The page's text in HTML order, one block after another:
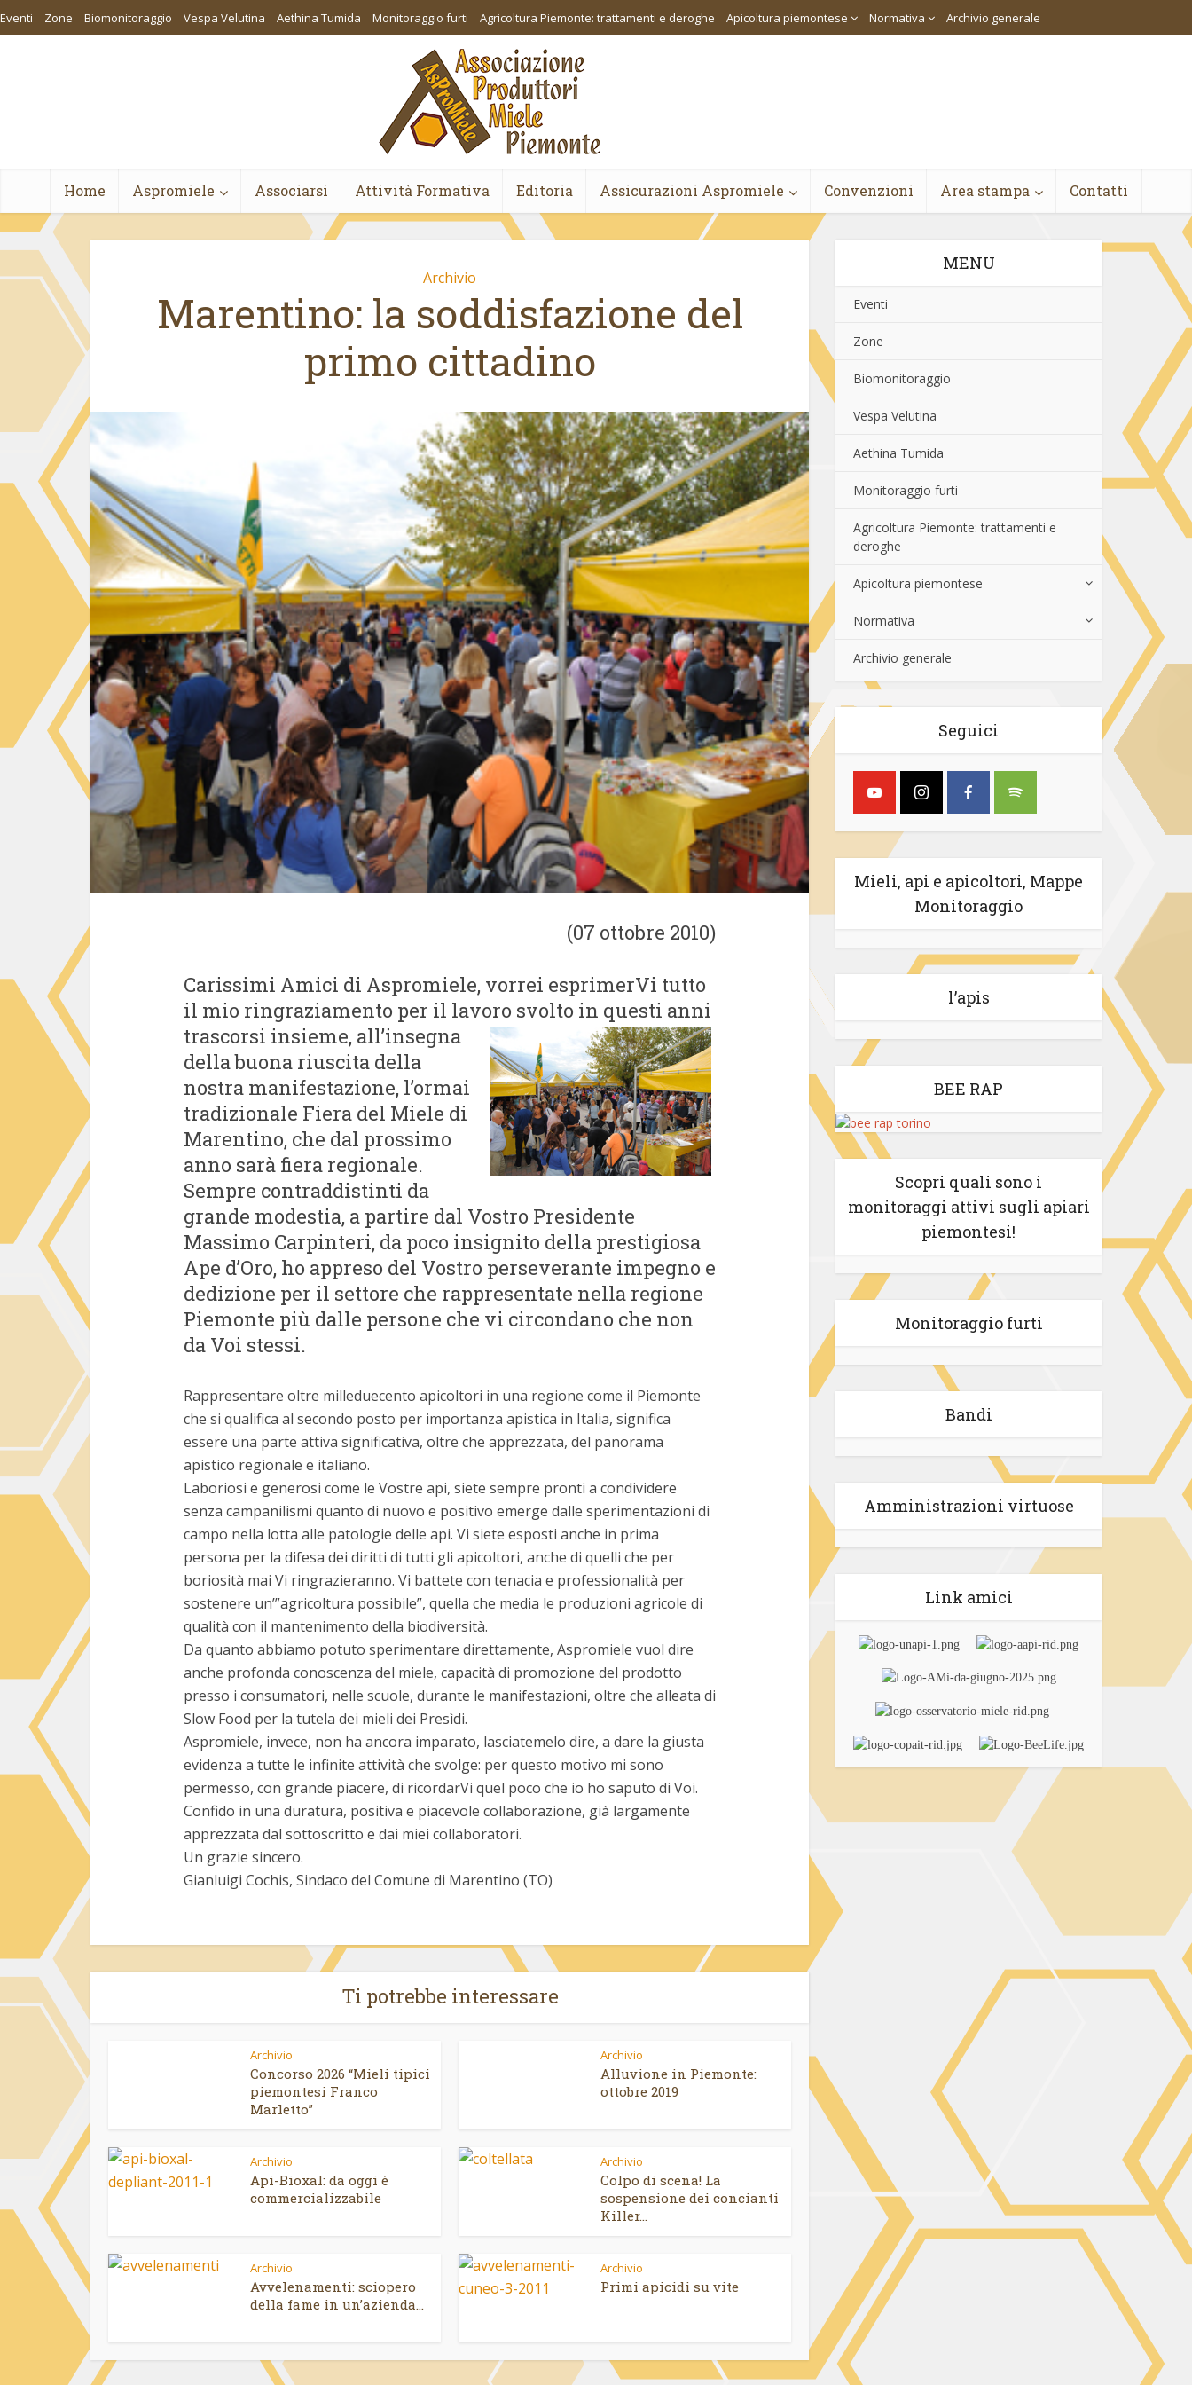
Eventi Zone Biomonitoraggio Vespa Velutina Aethina Tumida Monitoraggio furti Agricoltura Piemonte: trattamenti e deroghe Apicoltura piemontese Normativa Archivio generale
Home Aspromiele Associarsi Attività Formativa Editoria Assicurazioni Aspromiele Convenzioni Area stampa Contatti
Archivio
Marentino: la soddisfazione del
primo cittadino
(07 ottobre 2010)
Carissimi Amici di Aspromiele, vorrei esprimerVi tutto
il mio ringraziamento per il lavoro svolto in questi anni
trascorsi insieme, all’insegna
della buona riuscita della
nostra manifestazione, l’ormai
tradizionale Fiera del Miele di
Marentino, che dal prossimo
anno sarà fiera regionale.
Sempre contraddistinti da
grande modestia, a partire dal Vostro Presidente
Massimo Carpinteri, da poco insignito della prestigiosa
Ape d’Oro, ho appreso del Vostro perseverante impegno e
dedizione per il settore che rappresentate nella regione
Piemonte più dalle persone che vi circondano che non
da Voi stessi.
Rappresentare oltre milleduecento apicoltori in una regione come il Piemonte
che si qualifica al secondo posto per importanza apistica in Italia, significa
essere una parte attiva significativa, oltre che apprezzata, del panorama
apistico regionale e italiano.
Laboriosi e generosi come le Vostre api, siete sempre pronti a condividere
senza campanilismi quanto di nuovo e positivo emerge dalle sperimentazioni di
campo nella lotta alle patologie delle api. Vi siete esposti anche in prima
persona per la difesa dei diritti di tutti gli apicoltori, anche di quelli che per
boriosità mai Vi ringrazieranno. Vi battete con tenacia e professionalità per
sostenere un’”agricoltura possibile”, quella che media le produzioni agricole di
qualità con il mantenimento della biodiversità.
Da quanto abbiamo potuto sperimentare direttamente, Aspromiele vuol dire
anche profonda conoscenza del miele, capacità di promozione del prodotto
presso i consumatori, nelle scuole, durante le manifestazioni, oltre che alleata di
Slow Food per la tutela dei mieli dei Presìdi.
Aspromiele, invece, non ha ancora imparato, lasciatemelo dire, a dare la giusta
evidenza a tutte le infinite attività che svolge: per questo motivo mi sono
permesso, con grande piacere, di ricordarVi quel poco che io ho saputo di Voi.
Confido in una duratura, positiva e piacevole collaborazione, già largamente
apprezzata dal sottoscritto e dai miei collaboratori.
Un grazie sincero.
Gianluigi Cochis, Sindaco del Comune di Marentino (TO)
Ti potrebbe interessare
Archivio
Concorso 2026 “Mieli tipici
piemontesi Franco
Marletto”
Archivio
Alluvione in Piemonte:
ottobre 2019
Archivio
Api-Bioxal: da oggi è
commercializzabile
Archivio
Colpo di scena! La
sospensione dei concianti
Killer...
Archivio
Avvelenamenti: sciopero
della fame in un’azienda...
Archivio
Primi apicidi su vite
MENU
Eventi
Zone
Biomonitoraggio
Vespa Velutina
Aethina Tumida
Monitoraggio furti
Agricoltura Piemonte: trattamenti e
deroghe
Apicoltura piemontese
Normativa
Archivio generale
Seguici
Mieli, api e apicoltori, Mappe
Monitoraggio
l’apis
BEE RAP
Scopri quali sono i
monitoraggi attivi sugli apiari
piemontesi!
Monitoraggio furti
Bandi
Amministrazioni virtuose
Link amici